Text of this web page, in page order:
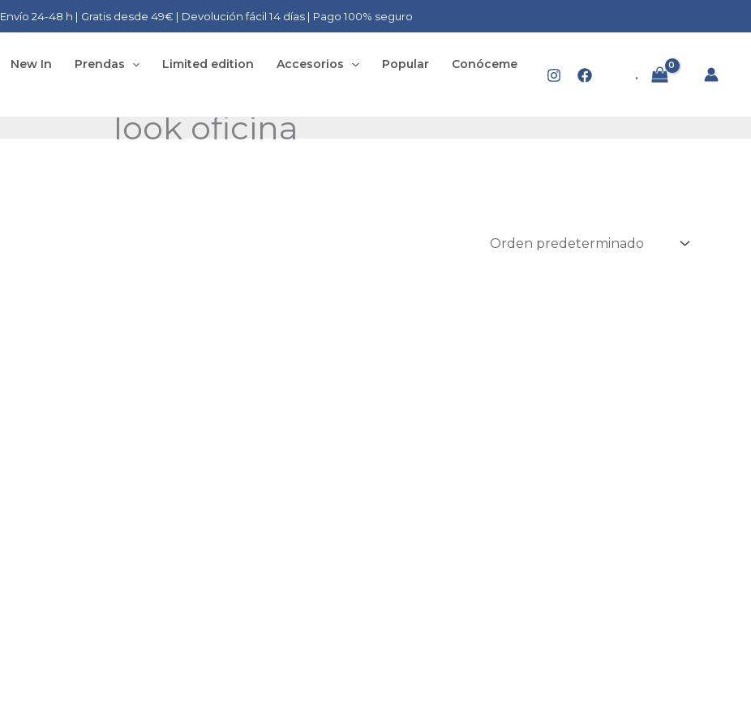
Envío 24-48 h | Gratis desde 49€ | Devolución fácil 14 días | Pago 100% seguro
New In Prendas Limited edition Accesorios Popular
Conóceme
.
look oficina